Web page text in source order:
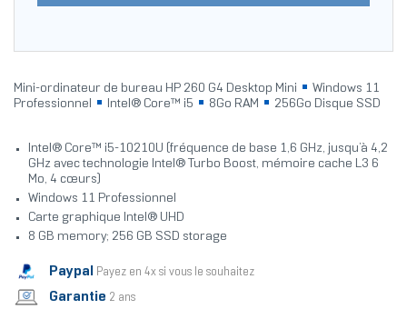
Mini-ordinateur de bureau HP 260 G4 Desktop Mini
Windows 11
Professionnel
Intel® Core™ i5 8Go RAM 256Go Disque SSD
Intel® Core™ i5-10210U (fréquence de base 1,6 GHz, jusqu’à 4,2
GHz avec technologie Intel® Turbo Boost, mémoire cache L3 6
Mo, 4 cœurs)
Windows 11 Professionnel
Carte graphique Intel® UHD
8 GB memory; 256 GB SSD storage
Paypal Payez en 4x si vous le souhaitez
Garantie 2 ans